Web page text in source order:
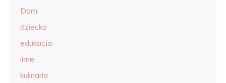
Dom
dziecko
edukacja
inne
kulinaria